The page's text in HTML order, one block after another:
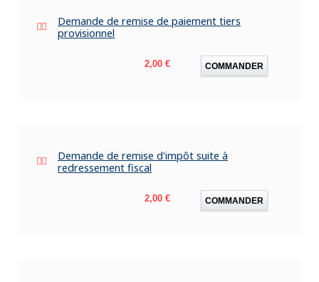
Demande de remise de paiement tiers
provisionnel
Prix
2,00 € COMMANDER
Demande de remise d'impôt suite à
redressement fiscal
Prix
2,00 € COMMANDER